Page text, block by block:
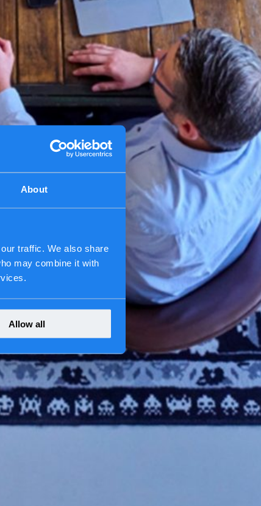
About
traffic. We also share
may combine it with
Allow all